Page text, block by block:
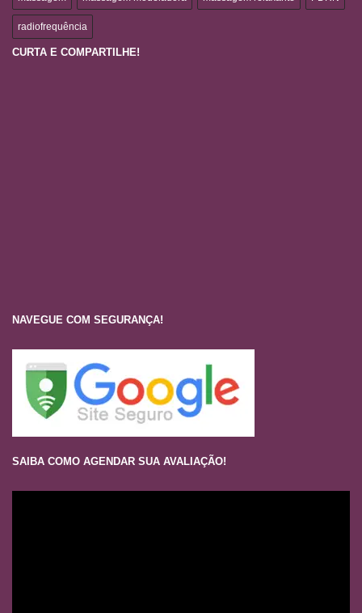
radiofrequência
CURTA E COMPARTILHE!
NAVEGUE COM SEGURANÇA!
SAIBA COMO AGENDAR SUA AVALIAÇÃO!